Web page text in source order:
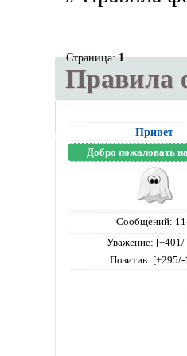
Правила
Страница:1
Привет
Добро пожаловать
Сообщений:
Уважение:
Позитив: [+295/-